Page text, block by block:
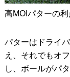
高MOIパターの
パターはドライ
え、それでもオ
し、ボールがパ